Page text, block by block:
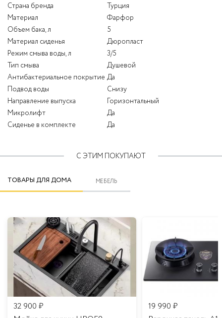
Страна бренда
Турция
Материал
Фарфор
Объем бака, л
5
Материал сиденья
Дюропласт
Режим смыва воды, л
3/5
Тип смыва
Душевой
Антибактериальное покрытие Да
Подвод воды
Снизу
Направление выпуска
Горизонтальный
Микролифт
Да
Сиденье в комплекте
Да
С ЭТИМ ПОКУПАЮТ
ТОВАРЫ ДЛЯ ДОМА МЕБЕЛЬ
32 900 ₽
19 990 ₽